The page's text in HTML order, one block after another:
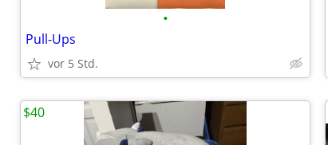
•
Pull-Ups
vor 5 Std.
$40